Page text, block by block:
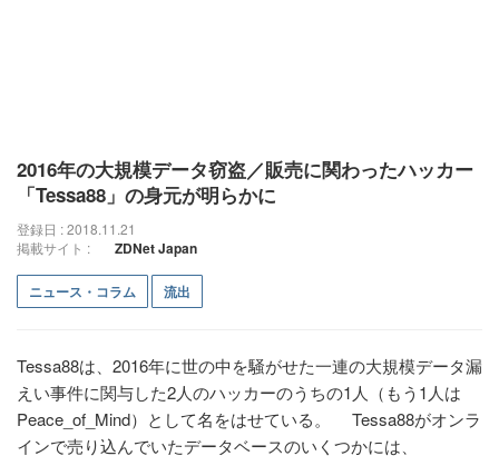
2016年の大規模データ窃盗／販売に関わったハッカー
「Tessa88」の身元が明らかに
登録日 : 2018.11.21
掲載サイト :
ZDNet Japan
ニュース・コラム 流出
Tessa88は、2016年に世の中を騒がせた一連の大規模データ漏
えい事件に関与した2人のハッカーのうちの1人（もう1人は
Peace_of_Mind）として名をはせている。 Tessa88がオンラ
インで売り込んでいたデータベースのいくつかには、